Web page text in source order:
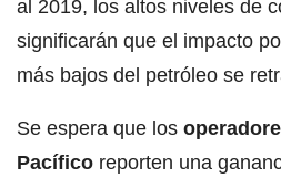
al 2019, los altos niveles de
significarán que el impacto
más bajos del petróleo se
Se espera que los
Pacífico reporten una